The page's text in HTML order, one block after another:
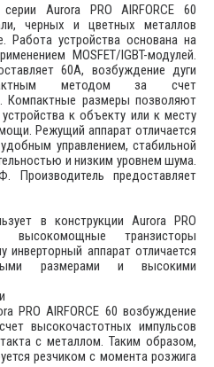
Aurora PRO AIRFORCE 60
черных и цветных металлов
устройства основана на
MOSFET/IGBT-модулей.
60А, возбуждение дуги
методом за счет
Компактные размеры позволяют
к объекту или к месту
Режущий аппарат отличается
управлением, стабильной
и низким уровнем шума.
Производитель предоставляет
в конструкции Aurora PRO
высокомощные транзисторы
инверторный аппарат отличается
размерами и высокими
PRO AIRFORCE 60 возбуждение
высокочастотных импульсов
с металлом. Таким образом,
резчиком с момента розжига